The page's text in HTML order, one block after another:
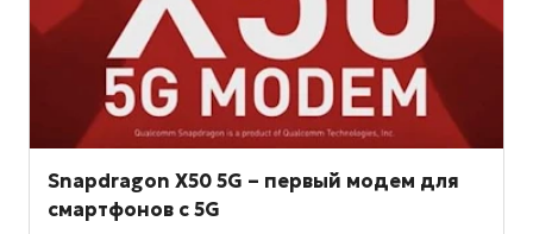
Snapdragon X50 5G – первый модем для
смартфонов с 5G